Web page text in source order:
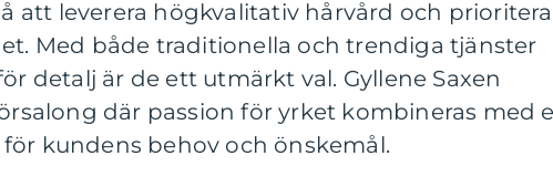
att leverera högkvalitativ hårvård och
Med både traditionella och trendiga tjänster
detalj är de ett utmärkt val. Gyllene Saxen
där passion för yrket kombineras med
kundens behov och önskemål.